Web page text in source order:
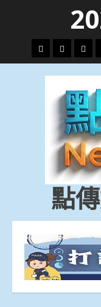
content頭
條
財
經
地
方.
會
點